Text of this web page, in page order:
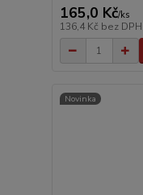
165,0 Kč/ks
136,4 Kč bez DPH
Novinka